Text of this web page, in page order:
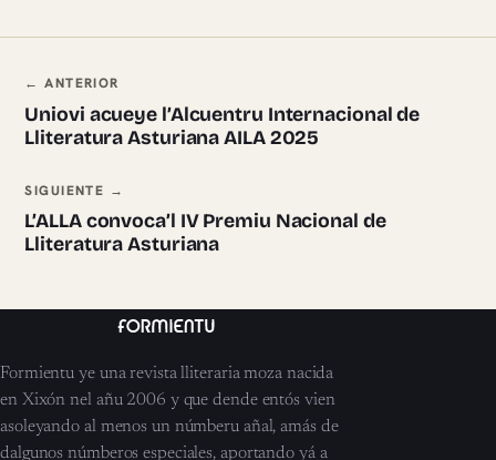
Navegación ente pieces
← ANTERIOR
Uniovi acueye l’Alcuentru Internacional de
Lliteratura Asturiana AILA 2025
SIGUIENTE →
L’ALLA convoca’l IV Premiu Nacional de
Lliteratura Asturiana
Formientu ye una revista lliteraria moza nacida
en Xixón nel añu 2006 y que dende entós vien
asoleyando al menos un númberu añal, amás de
dalgunos númberos especiales, aportando yá a